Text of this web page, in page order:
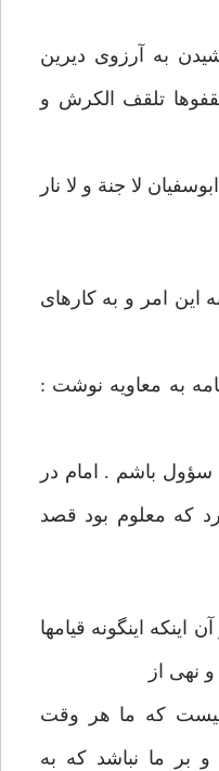
به آرزوی ديرين‏
تلقف الكرش و
لا جنة و لا نار
اين امر و به كارهای
به معاويه نوشت :
م سؤول باشم . امام در
كه‏ معلوم بود قصد
اينگونه قيامها
نهی از
نيست كه ما هر وقت
و بر ما نباشد كه به